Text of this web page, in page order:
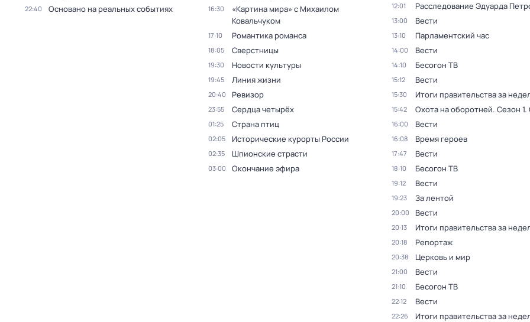
22:40 Основано на реальных событиях 16:30
«Картина мира» с Михаилом
Ковальчуком
17:10 Романтика романса
18:05 Сверстницы
19:30 Новости культуры
19:45 Линия жизни
20:40 Ревизор
23:55 Сердца четырёх
01:25 Страна птиц
02:05 Исторические курорты России
02:35 Шпионские страсти
03:00 Окончание эфира
12:01 Расследование Эдуарда
13:00 Вести
13:10 Парламентский час
14:00 Вести
14:10 Бесогон ТВ
15:12 Вести
15:30 Итоги правительства за
15:42 Охота на оборотней. Сезон 1.
16:00 Вести
16:08 Время героев
17:47 Вести
18:10 Бесогон ТВ
19:12 Вести
19:23 За лентой
20:00 Вести
20:13 Итоги правительства за
20:18 Репортаж
20:38 Церковь и мир
21:00 Вести
21:10 Бесогон ТВ
22:12 Вести
22:26 Итоги правительства за